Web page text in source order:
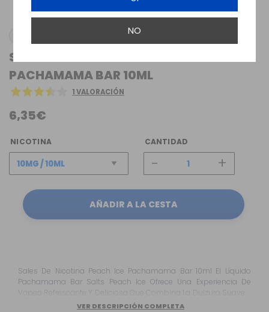
NO
SALES DE NICOTINA PEACH ICE
PACHAMAMA BAR 10ML
1 VALORACIÓN
6,35€
NICOTINA CANTIDAD
- +
AÑADIR A LA CESTA
Sales De Nicotina Peach Ice Pachamama Bar 10ml El Líquido
Pachamama Bar Salts Peach Ice Ofrece Una Experiencia De
Vapeo Refrescante Y Deliciosa Que Combina La Dulzura Suave Y
Jugosa De Los Melocotones Maduros Con Una FrescuraVER DESCRIPCIÓN COMPLETA